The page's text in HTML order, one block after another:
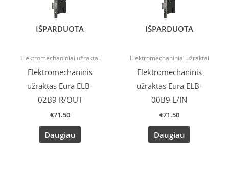
IŠPARDUOTA
Elektromechaniniai užraktai
Elektromechaninis
užraktas Eura ELB-
02B9 R/OUT
€71.50
Daugiau
IŠPARDUOTA
Elektromechaniniai užraktai
Elektromechaninis
užraktas Eura ELB-
00B9 L/IN
€71.50
Daugiau